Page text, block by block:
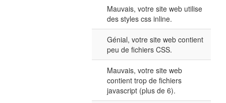
Mauvais, votre site web utilise
des styles css inline.
Génial, votre site web contient
peu de fichiers CSS.
Mauvais, votre site web
contient trop de fichiers
javascript (plus de 6).